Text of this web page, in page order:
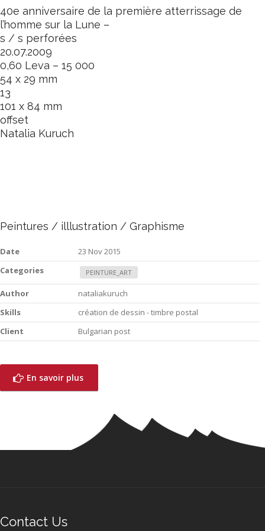
40e anniversaire de la première atterrissage de
l’homme sur la Lune –
s / s perforées
20.07.2009
0,60 Leva – 15 000
54 x 29 mm
13
101 x 84 mm
offset
Natalia Kuruch
Peintures / illlustration / Graphisme
Date
23 Nov 2015
Categories
PEINTURE_ART
Author
nataliakuruch
Skills
création de dessin - timbre postal
Client
Bulgarian post
En savoir plus
Contact Us